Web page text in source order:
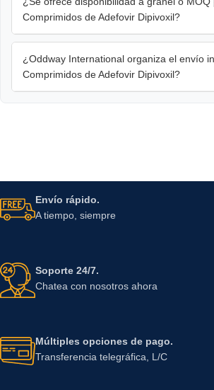
Comprimidos de Adefovir Dipivoxil?
¿Oddway International organiza el envío
Comprimidos de Adefovir Dipivoxil?
Envío rápido.
A tiempo, siempre
Soporte 24/7.
Chatea con nosotros ahora
Múltiples opciones de pago.
Transferencia telegráfica, L/C